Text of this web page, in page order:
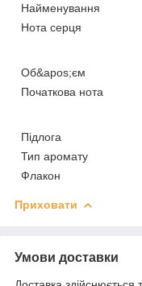
Найменування
Нота серця
Об&apos;єм
Початкова нота
Підлога
Тип аромату
Флакон
Приховати
Умови доставки